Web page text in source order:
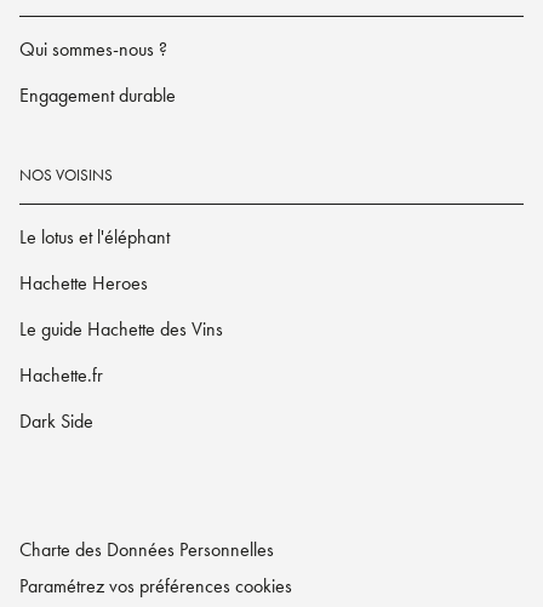
Qui sommes-nous ?
Engagement durable
NOS VOISINS
Le lotus et l'éléphant
Hachette Heroes
Le guide Hachette des Vins
Hachette.fr
Dark Side
Charte des Données Personnelles
Paramétrez vos préférences cookies